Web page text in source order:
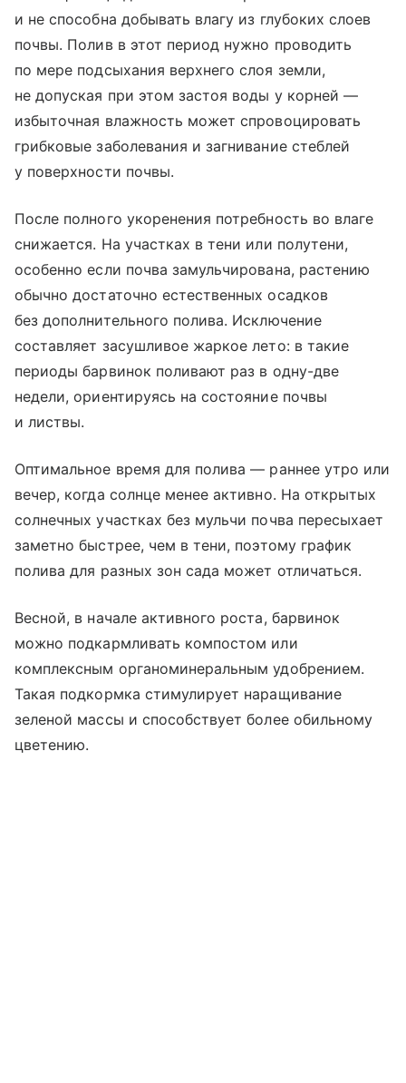
и не способна добывать влагу из глубоких слоев
почвы. Полив в этот период нужно проводить
по мере подсыхания верхнего слоя земли,
не допуская при этом застоя воды у корней —
избыточная влажность может спровоцировать
грибковые заболевания и загнивание стеблей
у поверхности почвы.
После полного укоренения потребность во влаге
снижается. На участках в тени или полутени,
особенно если почва замульчирована, растению
обычно достаточно естественных осадков
без дополнительного полива. Исключение
составляет засушливое жаркое лето: в такие
периоды барвинок поливают раз в одну-две
недели, ориентируясь на состояние почвы
и листвы.
Оптимальное время для полива — раннее утро или
вечер, когда солнце менее активно. На открытых
солнечных участках без мульчи почва пересыхает
заметно быстрее, чем в тени, поэтому график
полива для разных зон сада может отличаться.
Весной, в начале активного роста, барвинок
можно подкармливать компостом или
комплексным органоминеральным удобрением.
Такая подкормка стимулирует наращивание
зеленой массы и способствует более обильному
цветению.